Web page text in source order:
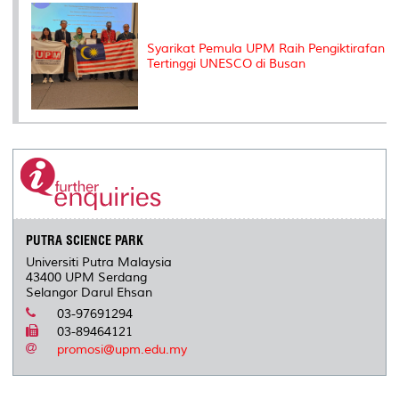
Syarikat Pemula UPM Raih Pengiktirafan
Tertinggi UNESCO di Busan
PUTRA SCIENCE PARK
Universiti Putra Malaysia
43400 UPM Serdang
Selangor Darul Ehsan
03-97691294
03-89464121
promosi@upm.edu.my